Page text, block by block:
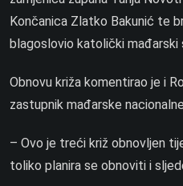
Končanica Zlatko Bakunić te
blagoslovio katolički mađarski
Obnovu križa komentirao je i
zastupnik mađarske
– Ovo je treći križ obnovljen
toliko planira se obnoviti i